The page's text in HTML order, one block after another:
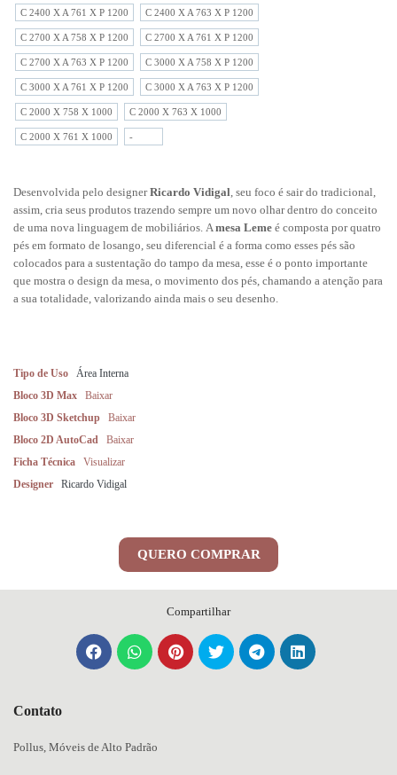
C 2400 X A 761 X P 1200 C 2400 X A 763 X P 1200
C 2700 X A 758 X P 1200 C 2700 X A 761 X P 1200
C 2700 X A 763 X P 1200 C 3000 X A 758 X P 1200
C 3000 X A 761 X P 1200 C 3000 X A 763 X P 1200
C 2000 X 758 X 1000 C 2000 X 763 X 1000
C 2000 X 761 X 1000 -
Desenvolvida pelo designerRicardo Vidigal , seu foco é sair do tradicional,
assim, cria seus produtos trazendo sempre um novo olhar dentro do conceito
de uma nova linguagem de mobiliários. A mesa Leme é composta por quatro
pés em formato de losango, seu diferencial é a forma como esses pés são
colocados para a sustentação do tampo da mesa, esse é o ponto importante
que mostra o design da mesa, o movimento dos pés, chamando a atenção para
a sua totalidade, valorizando ainda mais o seu desenho.
Tipo de Uso
Área Interna
Bloco 3D Max
Baixar
Bloco 3D Sketchup
Baixar
Bloco 2D AutoCad
Baixar
Ficha Técnica
Visualizar
Designer
Ricardo Vidigal
QUERO COMPRAR
Compartilhar
Contato
Pollus, Móveis de Alto Padrão